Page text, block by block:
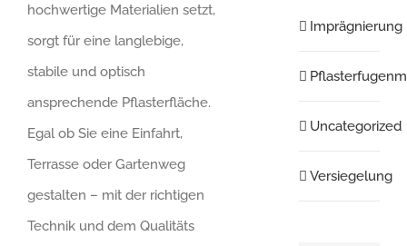
hochwertige Materialien setzt,
sorgt für eine langlebige,
stabile und optisch
ansprechende Pflasterfläche.
Egal ob Sie eine Einfahrt,
Terrasse oder Gartenweg
gestalten – mit der richtigen
Technik und dem Qualitäts
Imprägnierung
Uncategorized
Versiegelung